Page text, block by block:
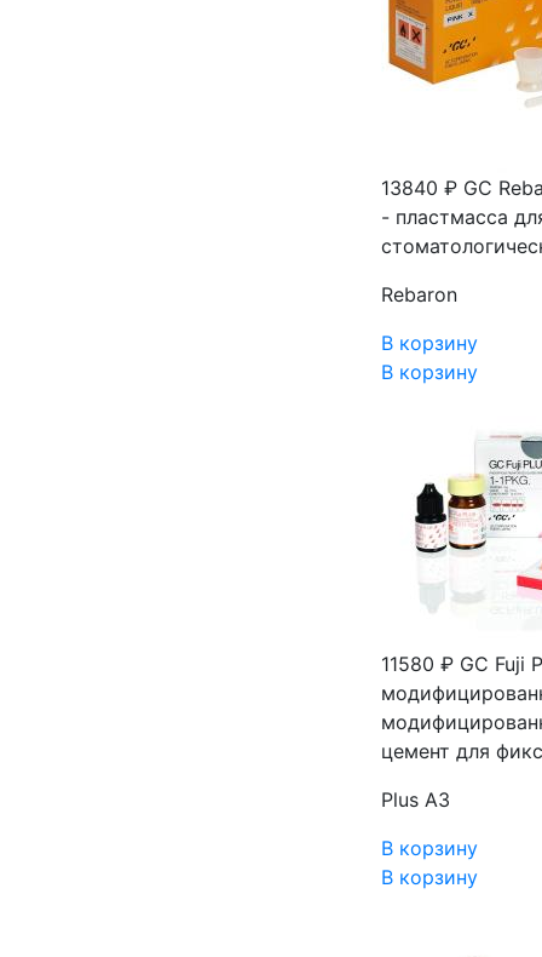
13840 ₽ GC
- пластмасса
Rebaron
В корзину
В корзину
11580 ₽ GC Fuji
цемент для
Plus А3
В корзину
В корзину